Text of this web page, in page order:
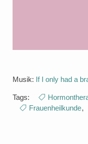
Musik: If I only had a
Tags:
Frauenheilkunde,